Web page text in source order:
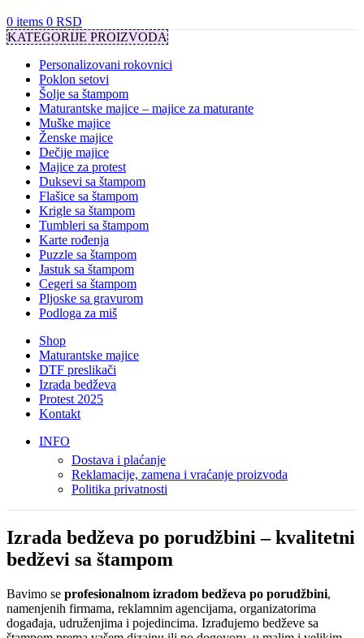
0 items 0 RSD
KATEGORIJE PROIZVODA
Personalizovani rokovnici
Poklon setovi
Šolje sa štampom
Maturantske majice – majice za maturante
Muške majice
Ženske majice
Dečije majice
Majice za protest
Duksevi sa štampom
Flašice sa štampom
Krigle sa štampom
Tumbleri sa štampom
Karte rođenja
Puzzle sa štampom
Jastuk sa štampom
Cegeri sa štampom
Pljoske sa gravurom
Podloga za miš
Shop
Maturantske majice
DTF preslikači
Izrada bedževa
Protest 2025
Kontakt
INFO
Dostava i plaćanje
Reklamacije, zamena i vraćanje proizvoda
Politika privatnosti
Izrada bedževa po porudžbini – kvalitetni
bedževi sa štampom
Bavimo se profesionalnom izradom bedževa po porudžbini,
namenjenih firmama, reklamnim agencijama, organizatorima
događaja, udruženjima i pojedincima. Izrađujemo bedževe sa